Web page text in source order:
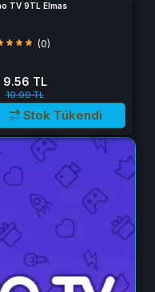
TV 9TL Elmas
(0)
9.56 TL
10.00 TL
Stok Tükendi